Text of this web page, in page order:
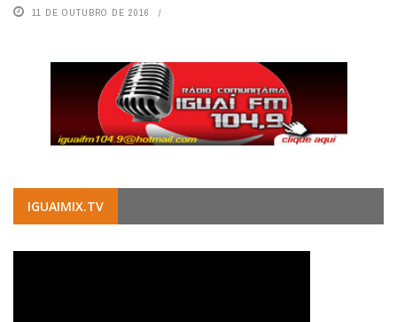
11 DE OUTUBRO DE 2016
IGUAIMIX.TV